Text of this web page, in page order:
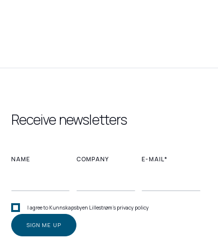
Receive newsletters
NAME COMPANY E-MAIL*
I agree to Kunnskapsbyen Lillestrøm's privacy policy